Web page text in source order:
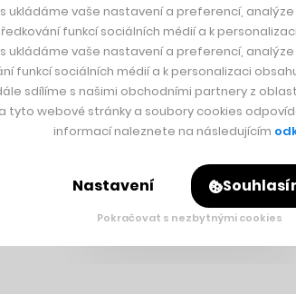
ukládáme vaše nastavení a preferencí,
funkcí sociálních médií a k
ukládáme vaše nastavení a preferencí,
funkcí sociálních médií a k personalizaci
sdílíme s našimi obchodními partnery z
tyto webové stránky a soubory cookies
informací naleznete na následujícím
Nastavení
Pokračovat s nezbytnými cookies